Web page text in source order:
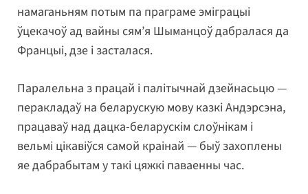
намаганьням потым па праграме эміграцыі
ўцекачоў ад вайны сям’я Шыманцоў дабралася да
Францыі, дзе і засталася.
Паралельна з працай і палітычнай дзейнасьцю —
перакладаў на беларускую мову казкі Андэрсэна,
працаваў над дацка-беларускім слоўнікам і
вельмі цікавіўся самой краінай — быў захоплены
яе дабрабытам у такі цяжкі паваенны час.